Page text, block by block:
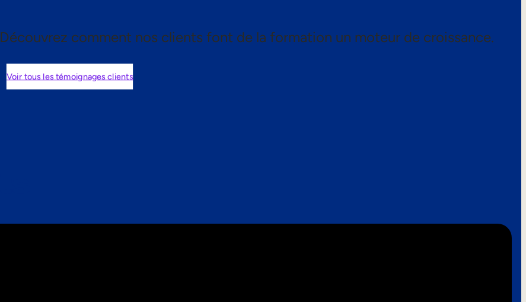
Découvrez comment nos clients font de la formation un moteur de croissance.
Voir tous les témoignages clients